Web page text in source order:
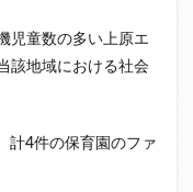
児童数の多い上原エ
該地域における社会
計4件の保育園のファ